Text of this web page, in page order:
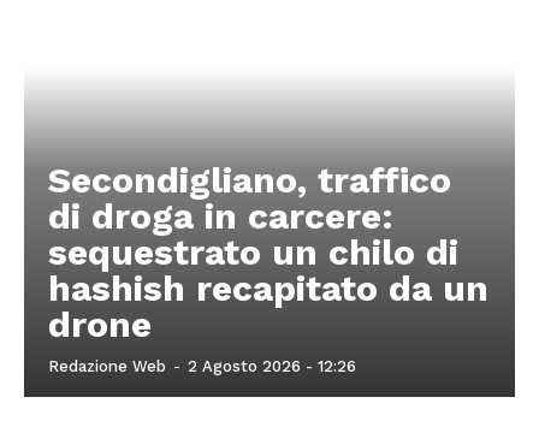
Secondigliano, traffico
di droga in carcere:
sequestrato un chilo di
hashish recapitato da un
drone
Redazione Web - 2 Agosto 2026 - 12:26